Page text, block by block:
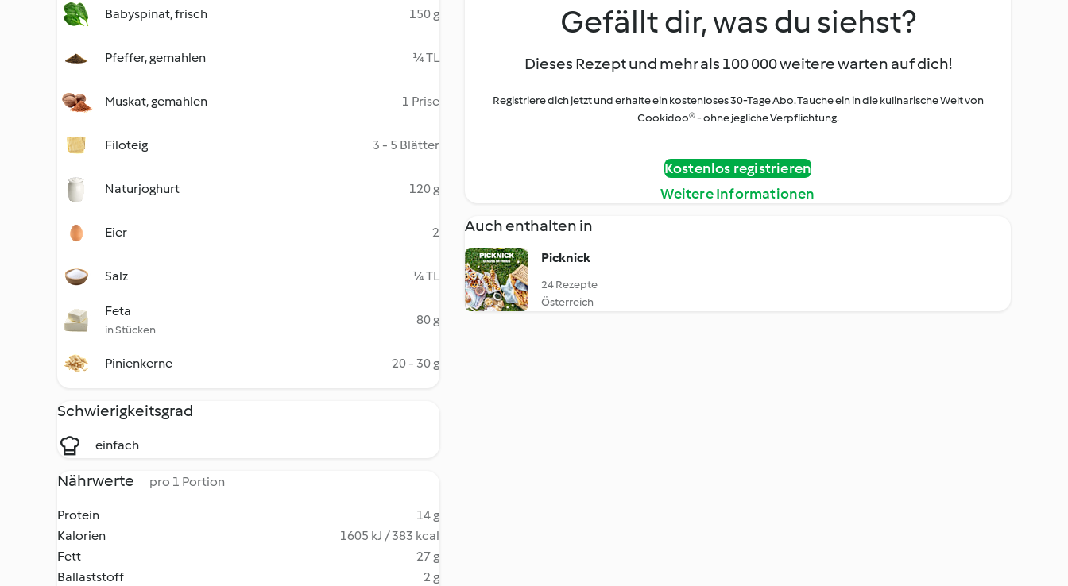
Babyspinat, frisch 150 g
Pfeffer, gemahlen ¼ TL
Muskat, gemahlen 1 Prise
Filoteig 3 - 5 Blätter
Naturjoghurt 120 g
Eier 2
Salz ¼ TL
Feta
in Stücken
80 g
Pinienkerne 20 - 30 g
Schwierigkeitsgrad
einfach
Nährwerte pro 1 Portion
Protein
14 g
Kalorien
1605 kJ / 383 kcal
Fett
27 g
Ballaststoff
2 g
Gefällt dir, was du siehst?
Dieses Rezept und mehr als 100 000 weitere warten auf dich!
Registriere dich jetzt und erhalte ein kostenloses 30-Tage Abo. Tauche ein in die kulinarische Welt von
Cookidoo® - ohne jegliche Verpflichtung.
Kostenlos registrieren
Weitere Informationen
Auch enthalten in
Picknick
24 Rezepte
Österreich